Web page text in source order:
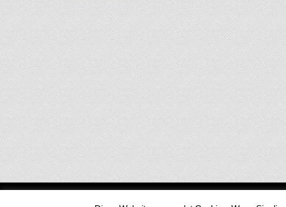
Medienjournal Copyright © 2026.